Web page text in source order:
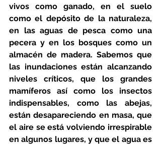
vivos como ganado, en el suelo
como el depósito de la naturaleza,
en las aguas de pesca como una
pecera y en los bosques como un
almacén de madera. Sabemos que
las inundaciones están alcanzando
niveles críticos, que los grandes
mamíferos así como los insectos
indispensables, como las abejas,
están desapareciendo en masa, que
el aire se está volviendo irrespirable
en algunos lugares, y que el agua es